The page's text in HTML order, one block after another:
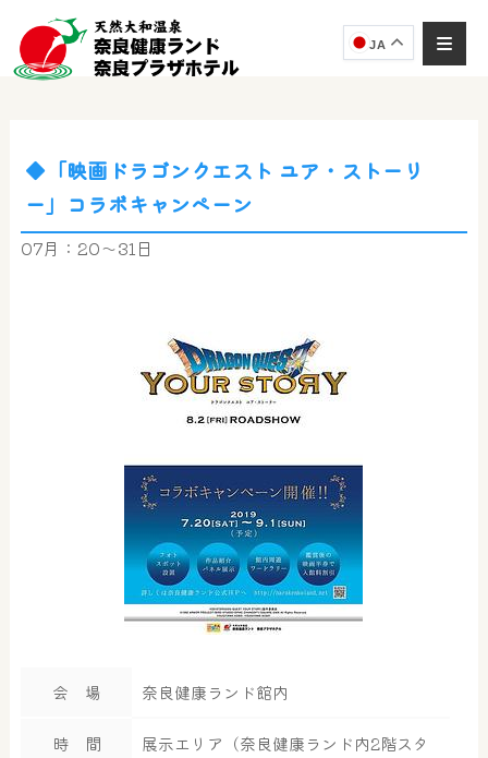
JA
◆「映画ドラゴンクエスト ユア・ストーリ
ー」コラボキャンペーン
07月：20～31日
会 場 奈良健康ランド館内
時 間
展示エリア（奈良健康ランド内2階スタ